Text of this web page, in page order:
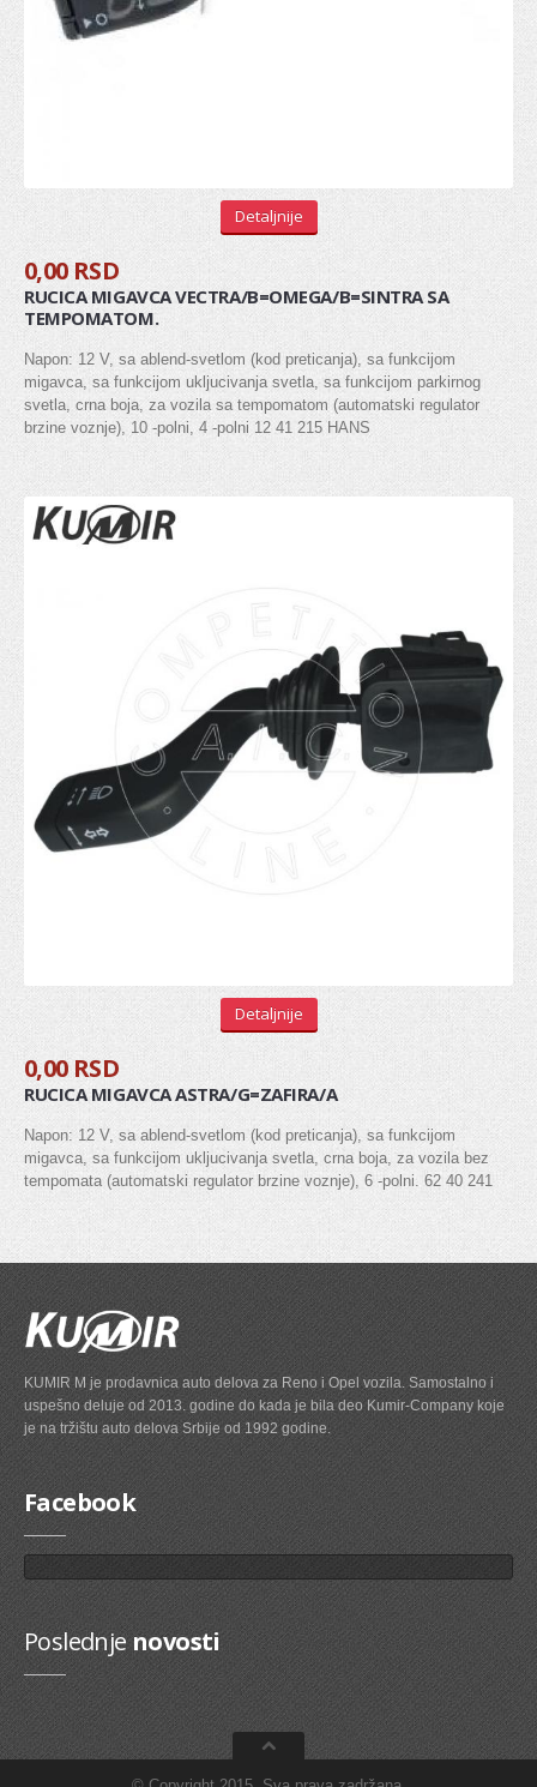
POGON TOČKOVA
Zglob kardana
SISTEM UPRAVLJANJA
Manžetna letve volana
Kraj letve volana (aksijalni zglob)
Kraj spone
Letva volana
POGON / VEŠANJE TOČKOVA
Gumice balans štangle
Silen blok viljuške
Ležaj zadnje torzije
AMORTIZOVANJE
Amortizeri
Šolje amortizera
Pinjon
Birač brzine
AMORTIZERI PRTLJAZNIK/UTOVARNI PROSTOR
KAROSERIJA
BRANIK
MAGLENKA
PRSKALICA SOFERSAJBNE
MASKA
RETROVIZOR
STOP SVETLO
VEZNI LIM
Detaljnije
0,00 RSD
RUCICA MIGAVCA VECTRA/B=OMEGA/B=SINTRA SA
TEMPOMATOM.
Napon: 12 V, sa ablend-svetlom (kod preticanja), sa funkcijom
migavca, sa funkcijom ukljucivanja svetla, sa funkcijom parkirnog
svetla, crna boja, za vozila sa tempomatom (automatski regulator
brzine voznje), 10 -polni, 4 -polni 12 41 215 HANS
Detaljnije
0,00 RSD
RUCICA MIGAVCA ASTRA/G=ZAFIRA/A
Napon: 12 V, sa ablend-svetlom (kod preticanja), sa funkcijom
migavca, sa funkcijom ukljucivanja svetla, crna boja, za vozila bez
tempomata (automatski regulator brzine voznje), 6 -polni. 62 40 241
KUMIR M je prodavnica auto delova za Reno i Opel vozila. Samostalno i
uspešno deluje od 2013. godine do kada je bila deo Kumir-Company koje
je na tržištu auto delova Srbije od 1992 godine.
Facebook
Poslednjenovosti